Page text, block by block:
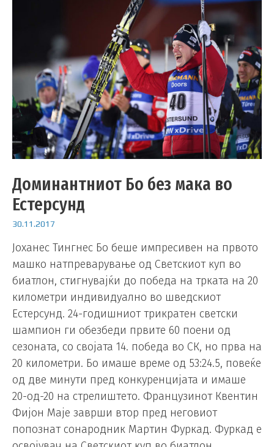
Доминантниот Бо без мака во
Естерсунд
30.11.2017
Јоханес Тингнес Бо беше импресивен на првото
машко натпреварување од Светскиот куп во
биатлон, стигнувајќи до победа на трката на 20
километри индивидуално во шведскиот
Естерсунд. 24-годишниот трикратен светски
шампион ги обезбеди првите 60 поени од
сезоната, со својата 14. победа во СК, но прва на
20 километри. Бо имаше време од 53:24.5, повеќе
од две минути пред конкуренцијата и имаше
20-од-20 на стрелиштето. Французинот Квентин
Фијон Маје заврши втор пред неговиот
попознат сонародник Мартин Фуркад. Фуркад е